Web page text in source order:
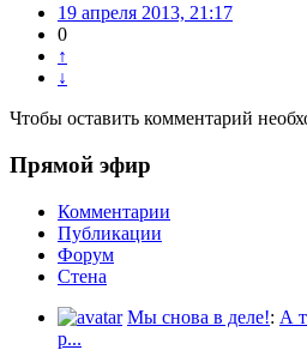
19 апреля 2013, 21:17
0
↑
↓
Чтобы оставить комментарий
Прямой эфир
Комментарии
Публикации
Форум
Стена
Мы снова в деле!: А
p...